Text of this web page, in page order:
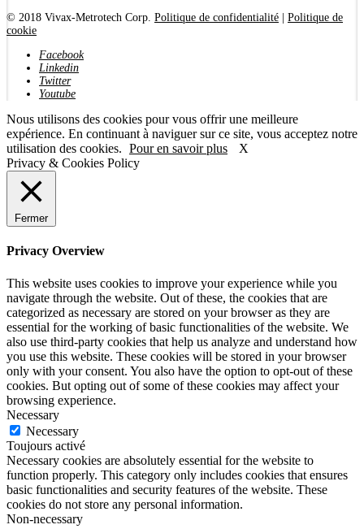
© 2018 Vivax-Metrotech Corp. Politique de confidentialité
Politique de
cookie
Facebook
Linkedin
Twitter
Youtube
Nous utilisons des cookies pour vous offrir une meilleure
expérience. En continuant à naviguer sur ce site, vous acceptez notre
utilisation des cookies. Pour en savoir plus
X
Privacy & Cookies Policy
Fermer
Privacy Overview
This website uses cookies to improve your experience while you
navigate through the website. Out of these, the cookies that are
categorized as necessary are stored on your browser as they are
essential for the working of basic functionalities of the website. We
also use third-party cookies that help us analyze and understand how
you use this website. These cookies will be stored in your browser
only with your consent. You also have the option to opt-out of these
cookies. But opting out of some of these cookies may affect your
browsing experience.
Necessary
Necessary
Toujours activé
Necessary cookies are absolutely essential for the website to
function properly. This category only includes cookies that ensures
basic functionalities and security features of the website. These
cookies do not store any personal information.
Non-necessary